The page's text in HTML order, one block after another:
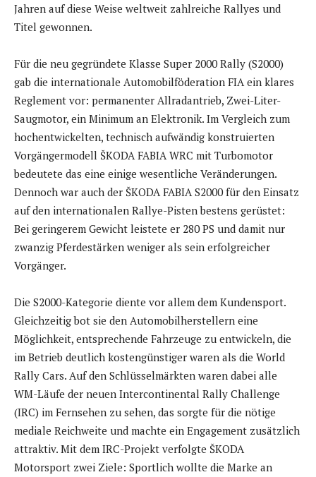
Jahren auf diese Weise weltweit zahlreiche Rallyes und
Titel gewonnen.
Für die neu gegründete Klasse Super 2000 Rally (S2000)
gab die internationale Automobilföderation FIA ein klares
Reglement vor: permanenter Allradantrieb, Zwei-Liter-
Saugmotor, ein Minimum an Elektronik. Im Vergleich zum
hochentwickelten, technisch aufwändig konstruierten
Vorgängermodell ŠKODA FABIA WRC mit Turbomotor
bedeutete das eine einige wesentliche Veränderungen.
Dennoch war auch der ŠKODA FABIA S2000 für den Einsatz
auf den internationalen Rallye-Pisten bestens gerüstet:
Bei geringerem Gewicht leistete er 280 PS und damit nur
zwanzig Pferdestärken weniger als sein erfolgreicher
Vorgänger.
Die S2000-Kategorie diente vor allem dem Kundensport.
Gleichzeitig bot sie den Automobilherstellern eine
Möglichkeit, entsprechende Fahrzeuge zu entwickeln, die
im Betrieb deutlich kostengünstiger waren als die World
Rally Cars. Auf den Schlüsselmärkten waren dabei alle
WM-Läufe der neuen Intercontinental Rally Challenge
(IRC) im Fernsehen zu sehen, das sorgte für die nötige
mediale Reichweite und machte ein Engagement zusätzlich
attraktiv. Mit dem IRC-Projekt verfolgte ŠKODA
Motorsport zwei Ziele: Sportlich wollte die Marke an